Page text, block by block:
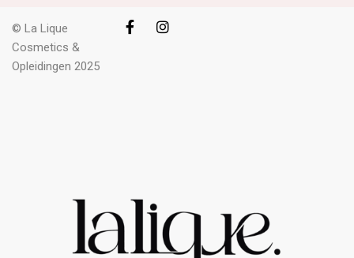
© La Lique
Cosmetics &
Opleidingen 2025